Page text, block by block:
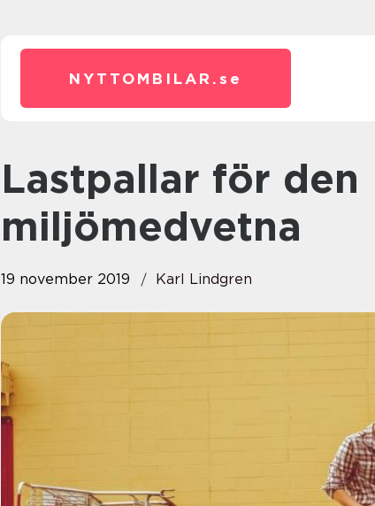
NYTTOMBILAR. se
Lastpallar för den
miljömedvetna
19 november 2019 Karl Lindgren